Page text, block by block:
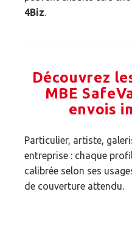
4Biz.
Découvrez
MBE
envois
Particulier, artiste,
entreprise : chaque
calibrée selon ses
de couverture attendu.